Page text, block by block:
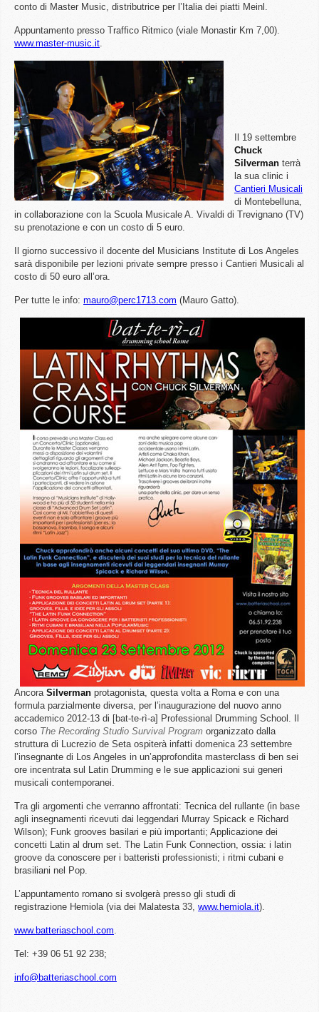
conto di Master Music, distributrice per l’Italia dei piatti Meinl.
Appuntamento presso Traffico Ritmico (viale Monastir Km 7,00).
www.master-music.it.
Il 19 settembre
Chuck
Silverman terrà
la sua clinic i
Cantieri Musicali
di Montebelluna,
in collaborazione con la Scuola Musicale A. Vivaldi di Trevignano (TV)
su prenotazione e con un costo di 5 euro.
Il giorno successivo il docente del Musicians Institute di Los Angeles
sarà disponibile per lezioni private sempre presso i Cantieri Musicali al
costo di 50 euro all’ora.
Per tutte le info: mauro@perc1713.com (Mauro Gatto).
Ancora Silverman protagonista, questa volta a Roma e con una
formula parzialmente diversa, per l’inaugurazione del nuovo anno
accademico 2012-13 di [bat-te-rì-a] Professional Drumming School. Il
corso The Recording Studio Survival Program organizzato dalla
struttura di Lucrezio de Seta ospiterà infatti domenica 23 settembre
l’insegnante di Los Angeles in un’approfondita masterclass di ben sei
ore incentrata sul Latin Drumming e le sue applicazioni sui generi
musicali contemporanei.
Tra gli argomenti che verranno affrontati: Tecnica del rullante (in base
agli insegnamenti ricevuti dai leggendari Murray Spicack e Richard
Wilson); Funk grooves basilari e più importanti; Applicazione dei
concetti Latin al drum set. The Latin Funk Connection, ossia: i latin
groove da conoscere per i batteristi professionisti; i ritmi cubani e
brasiliani nel Pop.
L’appuntamento romano si svolgerà presso gli studi di
registrazione Hemiola (via dei Malatesta 33, www.hemiola.it).
www.batteriaschool.com.
Tel: +39 06 51 92 238;
info@batteriaschool.com